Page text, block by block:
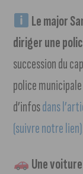
Le major
diriger une
succession du
police
d’infosdans
(suivre notre
Une